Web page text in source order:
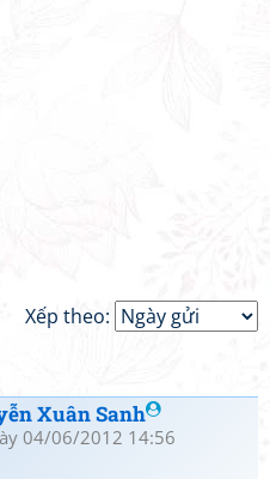
Xếp theo:
Xuân Sanh
04/06/2012 14:56